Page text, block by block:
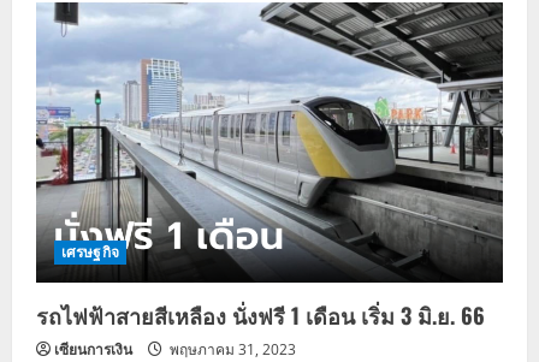
เบี้ย
สูง
อายุ
โอน
3,000
บาท
รีบ
กด
ยืนยัน
รับ
สิทธิ
เช็ค
ด่วน
เศรษฐกิจ
รถไฟฟ้าสายสีเหลือง นั่งฟรี 1 เดือน เริ่ม 3 มิ.ย. 66
เซียนการเงิน พฤษภาคม 31, 2023